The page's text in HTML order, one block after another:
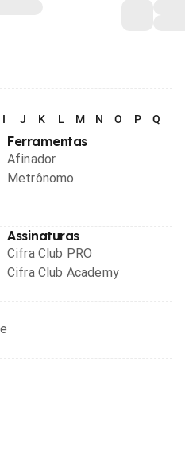
I J K L M N O P Q
Ferramentas
Afinador
Metrônomo
Assinaturas
Cifra Club PRO
Cifra Club Academy